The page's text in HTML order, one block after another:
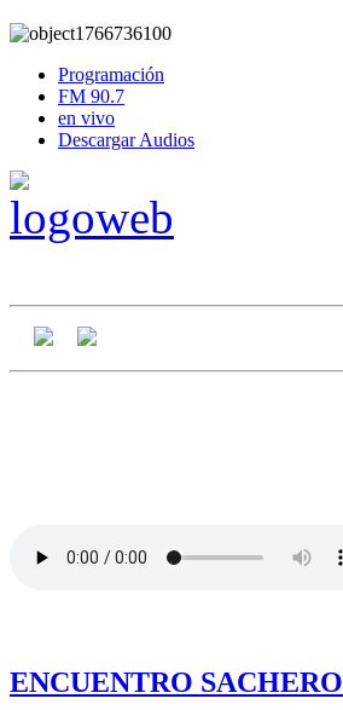
Programación
FM 90.7
en vivo
Descargar Audios
ENCUENTRO SACHERO